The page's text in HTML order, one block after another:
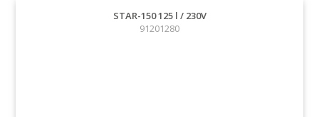
STAR-150 125 l / 230V
91201280